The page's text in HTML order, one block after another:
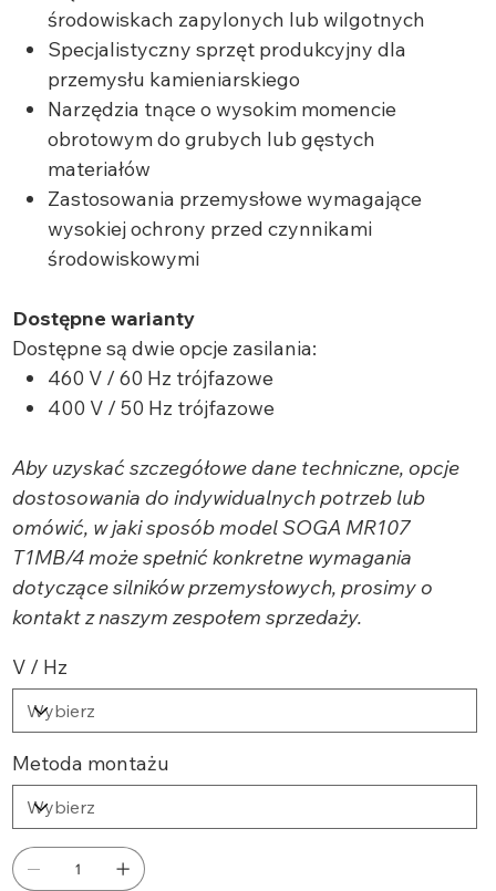
środowiskach zapylonych lub wilgotnych
Specjalistyczny sprzęt produkcyjny dla
przemysłu kamieniarskiego
Narzędzia tnące o wysokim momencie
obrotowym do grubych lub gęstych
materiałów
Zastosowania przemysłowe wymagające
wysokiej ochrony przed czynnikami
środowiskowymi
Dostępne warianty
Dostępne są dwie opcje zasilania:
460 V / 60 Hz trójfazowe
400 V / 50 Hz trójfazowe
Aby uzyskać szczegółowe dane techniczne, opcje
dostosowania do indywidualnych potrzeb lub
omówić, w jaki sposób model SOGA MR107
T1MB/4 może spełnić konkretne wymagania
dotyczące silników przemysłowych, prosimy o
kontakt z naszym zespołem sprzedaży.
V / Hz
Metoda montażu